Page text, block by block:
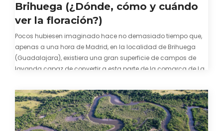
Brihuega (¿Dónde, cómo y cuándo
ver la floración?)
Pocos hubiesen imaginado hace no demasiado tiempo que,
apenas a una hora de Madrid, en la localidad de Brihuega
(Guadalajara), existiera una gran superficie de campos de
lavanda capaz de convertir a esta parte de la comarca de La